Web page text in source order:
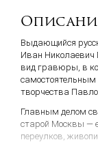
Выдающийся
Иван Николаевич
вид гравюры, в
творчества
Главным делом
старой Москвы —
переулков,